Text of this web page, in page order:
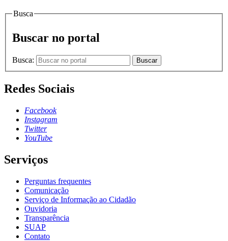
Busca
Buscar no portal
Busca: Buscar
Redes Sociais
Facebook
Instagram
Twitter
YouTube
Serviços
Perguntas frequentes
Comunicação
Serviço de Informação ao Cidadão
Ouvidoria
Transparência
SUAP
Contato